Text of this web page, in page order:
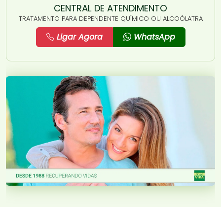
CENTRAL DE ATENDIMENTO
TRATAMENTO PARA DEPENDENTE QUÍMICO OU ALCOÓLATRA
Ligar Agora WhatsApp